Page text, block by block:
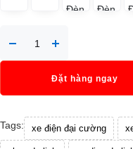
Đặt hàng ngay
Tags: xe điện đại cường